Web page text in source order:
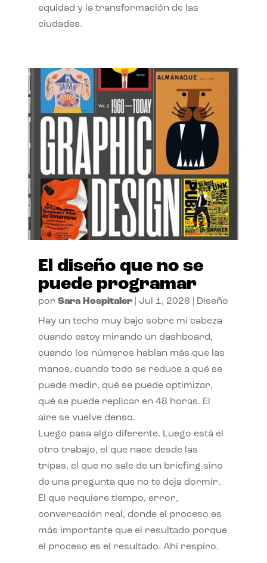
equidad y la transformación de las
ciudades.
El diseño que no se
puede programar
por Sara Hospitaler| Jul 1, 2026 Diseño
Hay un techo muy bajo sobre mi cabeza
cuando estoy mirando un dashboard,
cuando los números hablan más que las
manos, cuando todo se reduce a qué se
puede medir, qué se puede optimizar,
qué se puede replicar en 48 horas. El
aire se vuelve denso.
Luego pasa algo diferente. Luego está el
otro trabajo, el que nace desde las
tripas, el que no sale de un briefing sino
de una pregunta que no te deja dormir.
El que requiere tiempo, error,
conversación real, donde el proceso es
más importante que el resultado porque
el proceso es el resultado. Ahí respiro.